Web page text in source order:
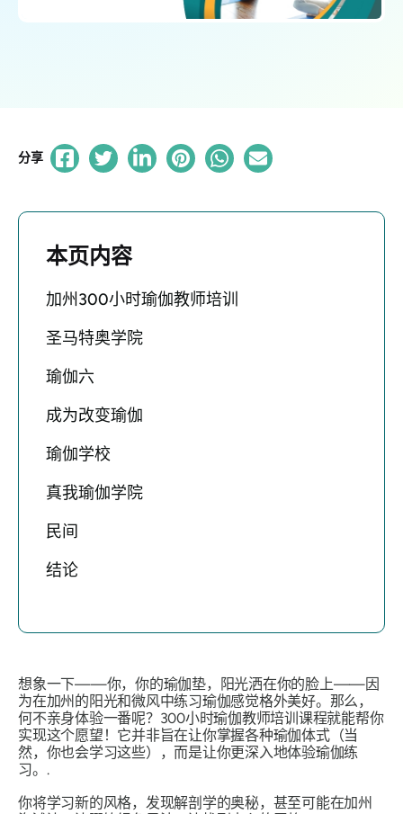
分享
本页内容
加州300小时瑜伽教师培训
圣马特奥学院
瑜伽六
成为改变瑜伽
瑜伽学校
真我瑜伽学院
民间
结论
想象一下——你，你的瑜伽垫，阳光洒在你的脸上——因
为在加州的阳光和微风中练习瑜伽感觉格外美好。那么，
何不亲身体验一番呢？300小时瑜伽教师培训课程就能帮你
实现这个愿望！它并非旨在让你掌握各种瑜伽体式（当
然，你也会学习这些），而是让你更深入地体验瑜伽练
习。.
你将学习新的风格，发现解剖学的奥秘，甚至可能在加州